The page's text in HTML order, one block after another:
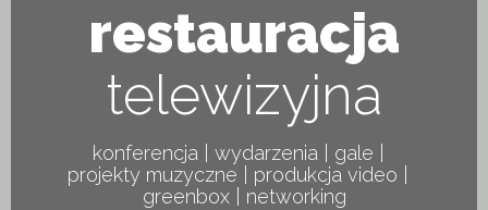
restauracja
telewizyjna
konferencja | wydarzenia | gale |
projekty muzyczne | produkcja video |
greenbox | networking